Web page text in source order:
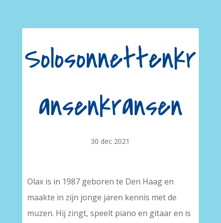
Solosonnettenkr
ansenkransen
30 dec 2021
Olax is in 1987 geboren te Den Haag en
maakte in zijn jonge jaren kennis met de
muzen. Hij zingt, speelt piano en gitaar en is